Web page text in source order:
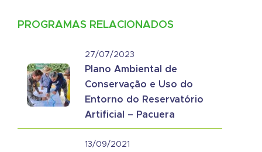
PROGRAMAS RELACIONADOS
27/07/2023
Plano Ambiental de
Conservação e Uso do
Entorno do Reservatório
Artificial – Pacuera
13/09/2021